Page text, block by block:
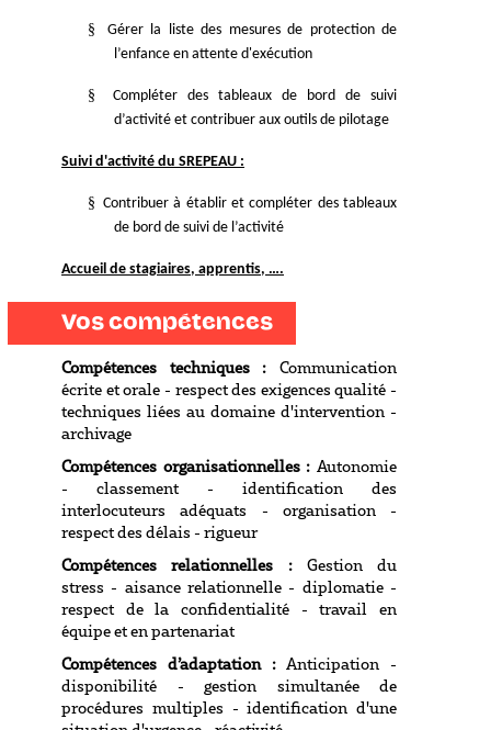
§
Gérer la liste des mesures de protection de
l’enfance en attente d'exécution
§
Compléter des tableaux de bord de suivi
d’activité et contribuer aux outils de pilotage
Suivi d'activité du SREPEAU :
§ Contribuer à établir et compléter des tableaux
de bord de suivi de l’activité
Accueil de stagiaires, apprentis, ….
Vos compétences
Compétences techniques : Communication
écrite et orale - respect des exigences qualité -
techniques liées au domaine d'intervention -
archivage
Compétences organisationnelles : Autonomie
- classement - identification des
interlocuteurs adéquats - organisation -
respect des délais - rigueur
Compétences relationnelles : Gestion du
stress - aisance relationnelle - diplomatie -
respect de la confidentialité - travail en
équipe et en partenariat
Compétences d’adaptation : Anticipation -
disponibilité - gestion simultanée de
procédures multiples - identification d'une